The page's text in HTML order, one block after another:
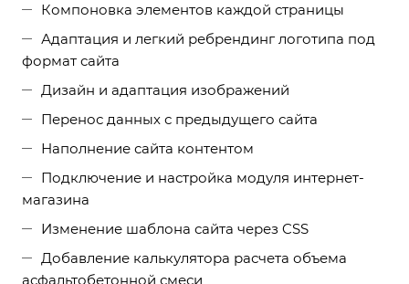
Компоновка элементов каждой страницы
Адаптация и легкий ребрендинг логотипа под
формат сайта
Дизайн и адаптация изображений
Перенос данных с предыдущего сайта
Наполнение сайта контентом
Подключение и настройка модуля интернет-
магазина
Изменение шаблона сайта через CSS
Добавление калькулятора расчета объема
асфальтобетонной смеси